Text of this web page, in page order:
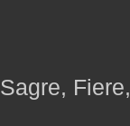
Sagre,